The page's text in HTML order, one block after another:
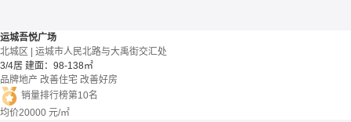
运城吾悦广场
北城区 | 运城市人民北路与大禹街交汇处
3/4居 建面：98-138㎡
品牌地产 改善住宅 改善好房
销量排行榜第10名
均价20000 元/㎡